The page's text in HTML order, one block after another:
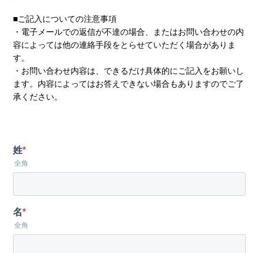
■ご記入についての注意事項
・電子メールでの返信が不達の場合、またはお問い合わせの内
容によっては他の連絡手段をとらせていただく場合がありま
す。
・お問い合わせ内容は、できるだけ具体的にご記入をお願いし
ます。内容によってはお答えできない場合もありますのでご了
承ください。